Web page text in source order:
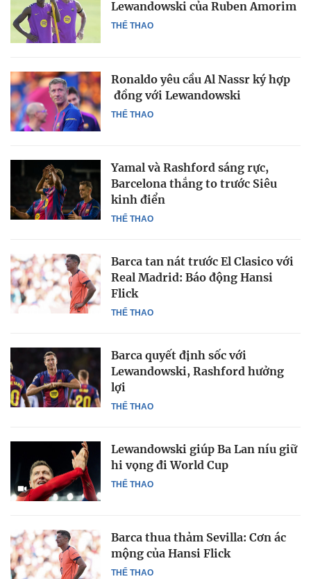
THỂ THAO
Lewandowski của Ruben Amorim
THỂ THAO
Ronaldo yêu cầu Al Nassr ký hợp
đồng với Lewandowski
THỂ THAO
Yamal và Rashford sáng rực,
Barcelona thắng to trước Siêu
kinh điển
THỂ THAO
Barca tan nát trước El Clasico với
Real Madrid: Báo động Hansi
Flick
THỂ THAO
Barca quyết định sốc với
Lewandowski, Rashford hưởng
lợi
THỂ THAO
Lewandowski giúp Ba Lan níu giữ
hi vọng đi World Cup
THỂ THAO
Barca thua thảm Sevilla: Cơn ác
mộng của Hansi Flick